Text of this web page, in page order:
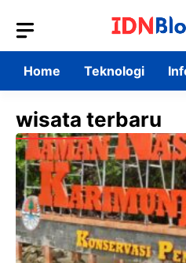
content
Home
Teknologi
wisata terbaru